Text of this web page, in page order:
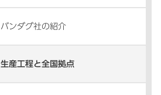
バンダグ社の紹介
生産工程と全国拠点